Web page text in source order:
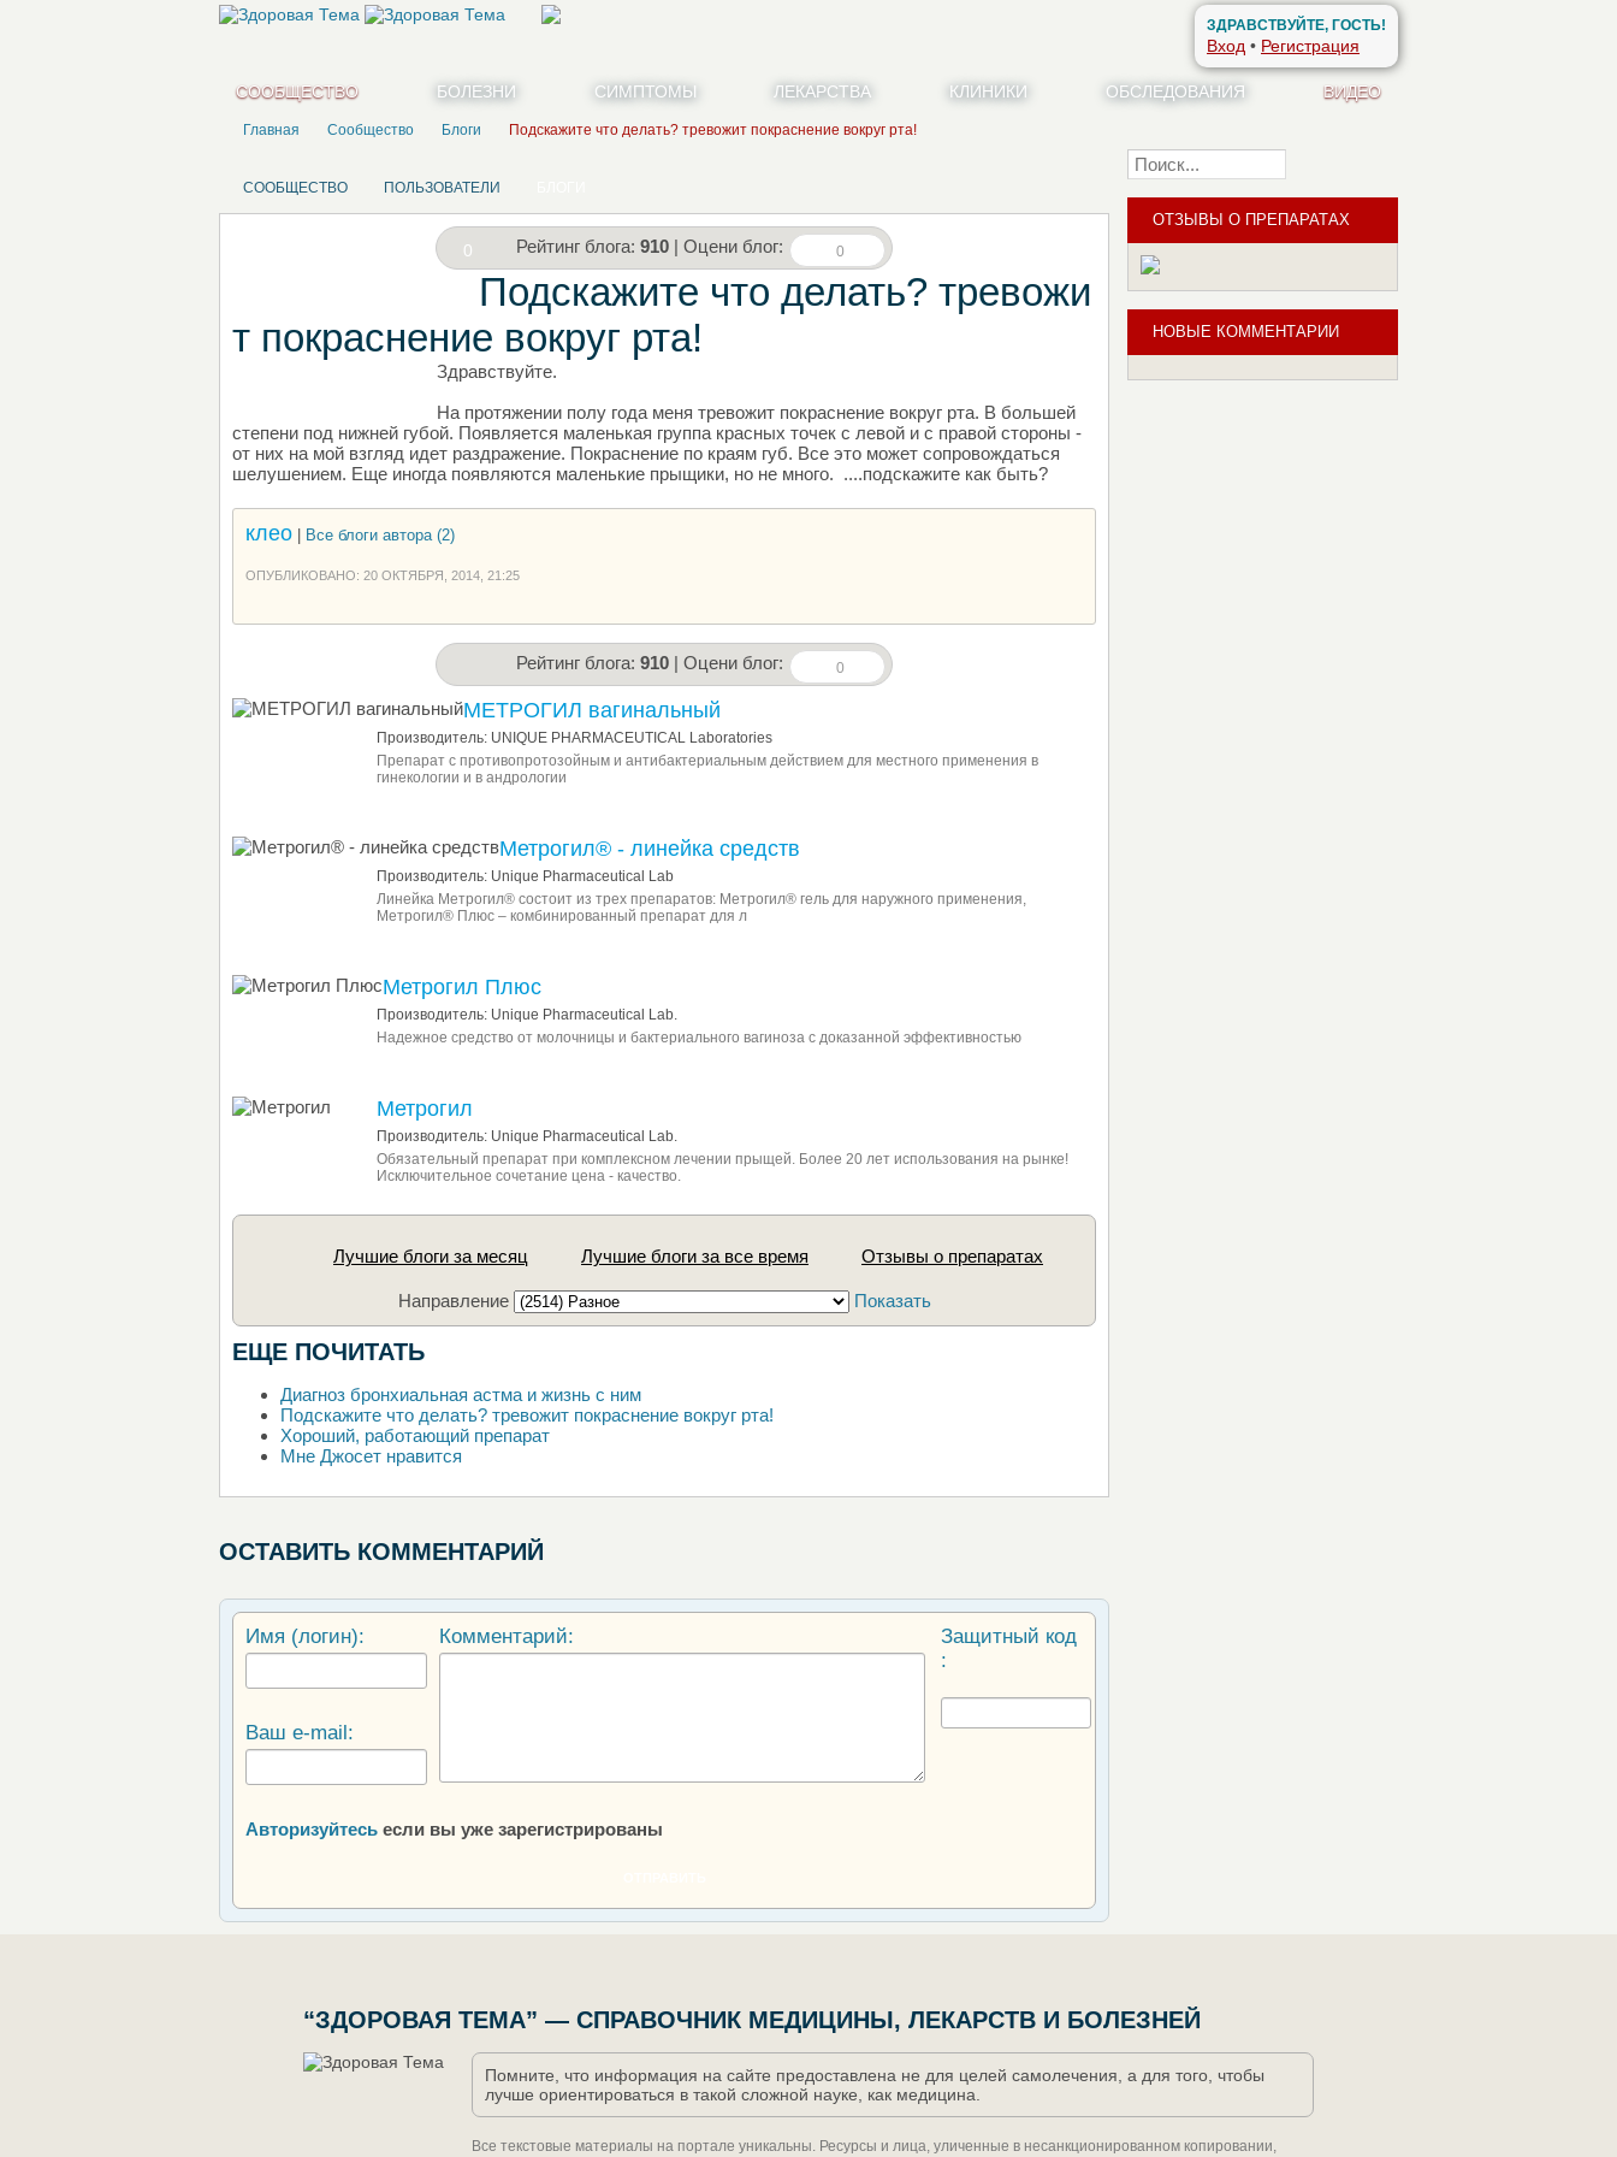
ЗДРАВСТВУЙТЕ, ГОСТЬ!
Вход • Регистрация
СООБЩЕСТВО БОЛЕЗНИ СИМПТОМЫ ЛЕКАРСТВА КЛИНИКИ ОБСЛЕДОВАНИЯ ВИДЕО
Главная Сообщество Блоги Подскажите что делать? тревожит покраснение вокруг рта!
СООБЩЕСТВО ПОЛЬЗОВАТЕЛИ
0 Рейтинг блога: 910 | Оцени блог: 0
Подскажите что делать? тревожи
т покраснение вокруг рта!
Здравствуйте.
На протяжении полу года меня тревожит покраснение вокруг рта. В большей
степени под нижней губой. Появляется маленькая группа красных точек с левой и с правой стороны -
от них на мой взгляд идет раздражение. Покраснение по краям губ. Все это может сопровождаться
шелушением. Еще иногда появляются маленькие прыщики, но не много. ....подскажите как быть?
клео Все блоги автора (2)
ОПУБЛИКОВАНО: 20 ОКТЯБРЯ, 2014, 21:25
Рейтинг блога: 910 | Оцени блог: 0
МЕТРОГИЛ вагинальный
Производитель: UNIQUE PHARMACEUTICAL Laboratories
Препарат с противопротозойным и антибактериальным действием для местного применения в
гинекологии и в андрологии
Метрогил® - линейка средств
Производитель: Unique Pharmaceutical Lab
Линейка Метрогил® состоит из трех препаратов: Метрогил® гель для наружного применения,
Метрогил® Плюс – комбинированный препарат для л
Метрогил Плюс
Производитель: Unique Pharmaceutical Lab.
Надежное средство от молочницы и бактериального вагиноза с доказанной эффективностью
Метрогил
Производитель: Unique Pharmaceutical Lab.
Обязательный препарат при комплексном лечении прыщей. Более 20 лет использования на рынке!
Исключительное сочетание цена - качество.
Лучшие блоги за месяц Лучшие блоги за все время Отзывы о препаратах
Направление Показать
ЕЩЕ ПОЧИТАТЬ
Диагноз бронхиальная астма и жизнь с ним
Подскажите что делать? тревожит покраснение вокруг рта!
Хороший, работающий препарат
Мне Джосет нравится
ОСТАВИТЬ КОММЕНТАРИЙ
Имя (логин):
Ваш e-mail:
Комментарий:
Защитный код
:
Авторизуйтесь если вы уже зарегистрированы
ОТЗЫВЫ О ПРЕПАРАТАХ
НОВЫЕ КОММЕНТАРИИ
“ЗДОРОВАЯ ТЕМА” — СПРАВОЧНИК МЕДИЦИНЫ, ЛЕКАРСТВ И БОЛЕЗНЕЙ
Помните, что информация на сайте предоставлена не для целей самолечения, а для того, чтобы
лучше ориентироваться в такой сложной науке, как медицина.
Все текстовые материалы на портале уникальны. Ресурсы и лица, уличенные в несанкционированном копировании,